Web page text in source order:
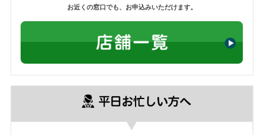
お近くの窓口でも、お申込みいただけます。